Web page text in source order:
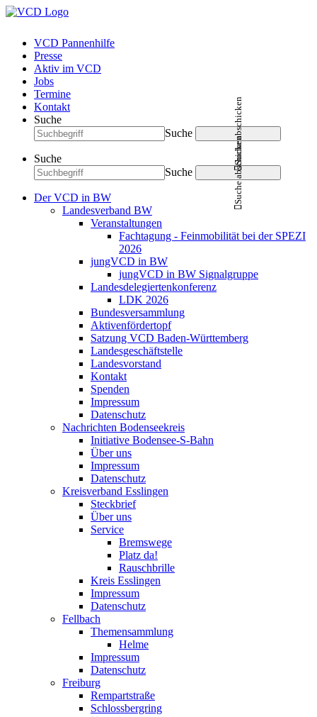
VCD Pannenhilfe
Presse
Aktiv im VCD
Jobs
Termine
Kontakt
Suche
Suche
Suche abschicken
Suche
Suche
Suche abschicken
Der VCD in BW
Landesverband BW
Veranstaltungen
Fachtagung - Feinmobilität bei der SPEZI
2026
jungVCD in BW
jungVCD in BW Signalgruppe
Landesdelegiertenkonferenz
LDK 2026
Bundesversammlung
Aktivenfördertopf
Satzung VCD Baden-Württemberg
Landesgeschäftstelle
Landesvorstand
Kontakt
Spenden
Impressum
Datenschutz
Nachrichten Bodenseekreis
Initiative Bodensee-S-Bahn
Über uns
Impressum
Datenschutz
Kreisverband Esslingen
Steckbrief
Über uns
Service
Bremswege
Platz da!
Rauschbrille
Kreis Esslingen
Impressum
Datenschutz
Fellbach
Themensammlung
Helme
Impressum
Datenschutz
Freiburg
Rempartstraße
Schlossbergring